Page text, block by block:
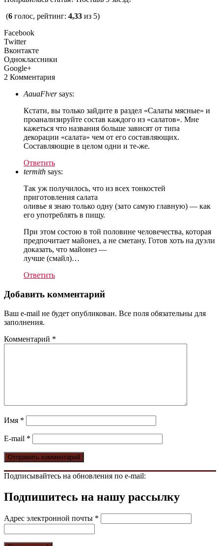
(6 голос, рейтинг: 4,33 из 5)
Facebook
Twitter
Вконтакте
Одноклассники
Google+
2 Комментария
AauaFlver says:
Кстати, вы только зайдите в раздел «Салаты мясные» и
проанализируйте состав каждого из «салатов». Мне
кажеться что названия больше зависят от типа
декорации «салата» чем от его составляющих.
Составляющие в целом одни и те-же.
Ответить
termith says:
Так уж получилось, что из всех тонкостей
приготовления салата
оливье я знаю только одну (зато самую главную) — как
его употреблять в пищу.
При этом состою в той половине человечества, которая
предпочитает майонез, а не сметану. Готов хоть на дуэли
доказать, что майонез —
лучше (смайл)…
Ответить
Добавить комментарий
Ваш e-mail не будет опубликован. Все поля обязательны для
заполнения.
Комментарий *
Имя *
E-mail *
Подписывайтесь на обновления по e-mail:
Подпишитесь на нашу рассылку
Адрес электронной почты *